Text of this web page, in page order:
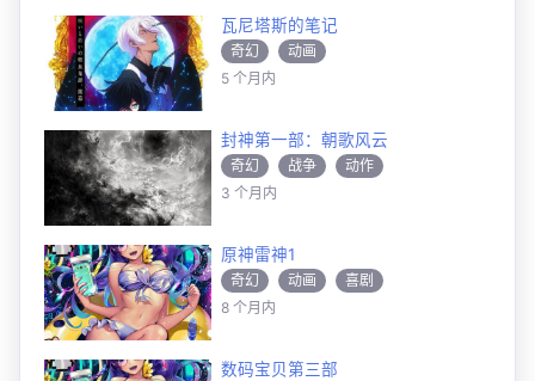
瓦尼塔斯的笔记
奇幻
动画
5 个月内
封神第一部：朝歌风云
奇幻 战争
动作
3 个月内
原神雷神1
奇幻 动画
喜剧
8 个月内
数码宝贝第三部